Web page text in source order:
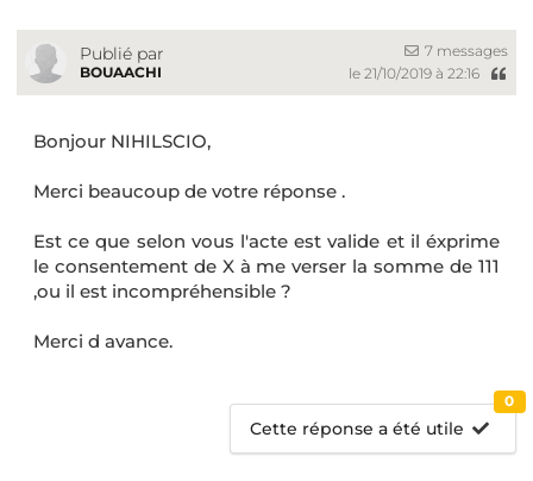
Publié par
BOUAACHI
7 messages
le 21/10/2019 à 22:16
Bonjour NIHILSCIO,
Merci beaucoup de votre réponse .
Est ce que selon vous l'acte est valide et il éxprime
le consentement de X à me verser la somme de 111
,ou il est incompréhensible ?
Merci d avance.
Cette réponse a été utile
0